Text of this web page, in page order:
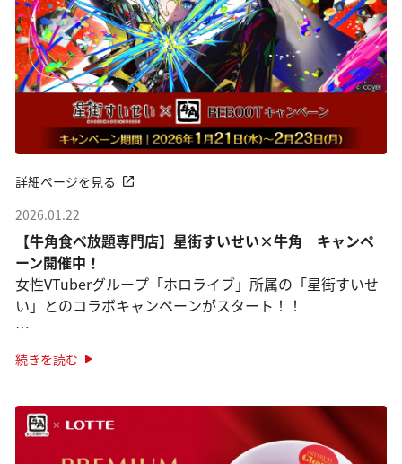
詳細ページを見る
2026.01.22
【牛角食べ放題専門店】星街すいせい×牛角 キャンペ
ーン開催中！
女性VTuberグループ「ホロライブ」所属の「星街すいせ
い」とのコラボキャンペーンがスタート！！
オリジナルピックがついた限定メニューが登場！
「星街すいせいセレクト盛り」
続きを読む